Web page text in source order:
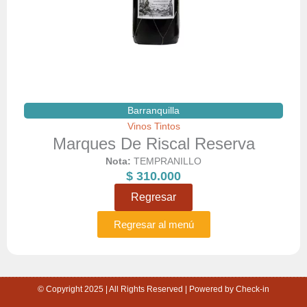
Barranquilla
Vinos Tintos
Marques De Riscal Reserva
Nota: TEMPRANILLO
$ 310.000
Regresar
Regresar al menú
© Copyright 2025 | All Rights Reserved | Powered by Check-in